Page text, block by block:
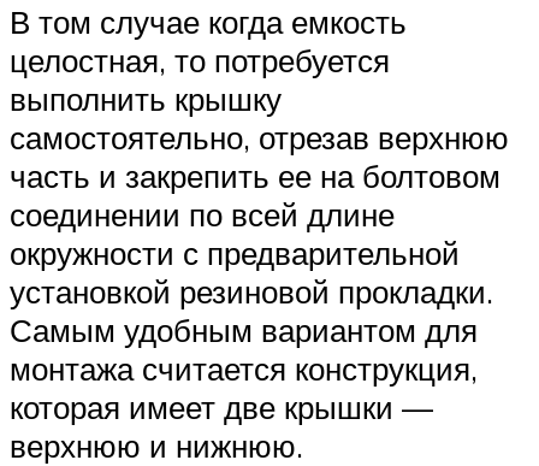
В том случае когда емкость
целостная, то потребуется
выполнить крышку
самостоятельно, отрезав верхнюю
часть и закрепить ее на болтовом
соединении по всей длине
окружности с предварительной
установкой резиновой прокладки.
Самым удобным вариантом для
монтажа считается конструкция,
которая имеет две крышки —
верхнюю и нижнюю.